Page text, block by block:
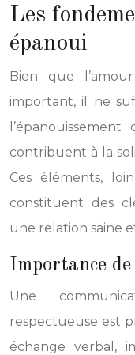
Les
épanoui
Bien que
important, il ne
contribuent à la
Ces éléments,
constituent des
une relation saine
Importance
Une
respectueuse est
échange verbal,